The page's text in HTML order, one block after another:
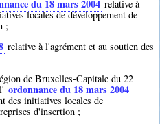
du 18 mars 2004 relative à
locales de développement de
;
relative à l'agrément et au soutien des
de Bruxelles-Capitale du 22
ordonnance du 18 mars 2004
des initiatives locales de
d'insertion ;